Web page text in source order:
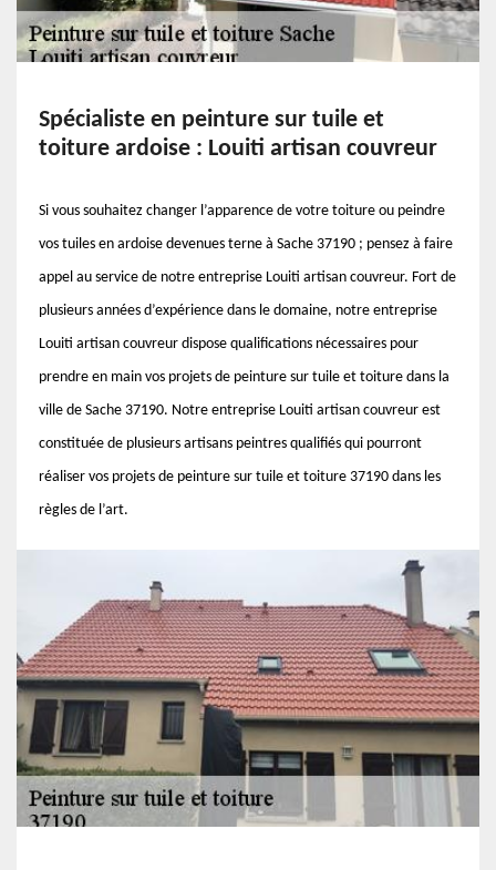
Spécialiste en peinture sur tuile et
toiture ardoise : Louiti artisan couvreur
Si vous souhaitez changer l’apparence de votre toiture ou peindre
vos tuiles en ardoise devenues terne à Sache 37190 ; pensez à faire
appel au service de notre entreprise Louiti artisan couvreur. Fort de
plusieurs années d’expérience dans le domaine, notre entreprise
Louiti artisan couvreur dispose qualifications nécessaires pour
prendre en main vos projets de peinture sur tuile et toiture dans la
ville de Sache 37190. Notre entreprise Louiti artisan couvreur est
constituée de plusieurs artisans peintres qualifiés qui pourront
réaliser vos projets de peinture sur tuile et toiture 37190 dans les
règles de l’art.